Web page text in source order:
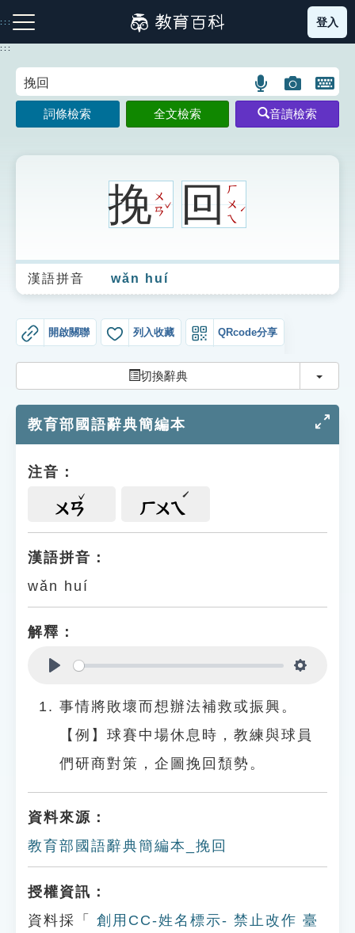
到
主
:::
注音索引圖示 筆畫索引圖示 部首索引表圖示
生字詞彙表
成語故事
索引選單
單字索引
遊戲專區
貓頭鷹博士
登入
:::
語
言
搜
圖
片
搜
開
鍵
圖
詞條檢索 全文檢索 音讀檢索
挽ㄨ
ㄢ
ˇ回ㄏ
ㄨ
ㄟ
ˊ
漢語拼音 wǎn huí
開啟關聯 列入收藏 QRcode分享
切換辭典 切換
教育部國語辭典簡編本
注音：
ㄨㄢ ㄏㄨㄟ
漢語拼音：
wǎn huí
解釋：
事情將敗壞而想辦法補救或振興。
【例】球賽中場休息時，教練與球員
們研商對策，企圖挽回頹勢。
資料來源：
教育部國語辭典簡編本_挽回
授權資訊：
資料採「
創用CC-姓名標示- 禁止改作 臺